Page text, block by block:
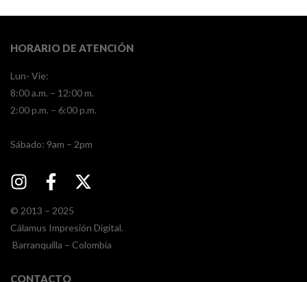
HORARIO DE ATENCIÓN
Lun- Vie:
8:00 a.m. – 12:00 m.
2:00 p.m. – 6:00 p.m.
​​Sábado: 9am – 2pm
© 2013 – 2025
Cálamus Impresión Digital.
Barranquilla – Colombia
CONTACTO